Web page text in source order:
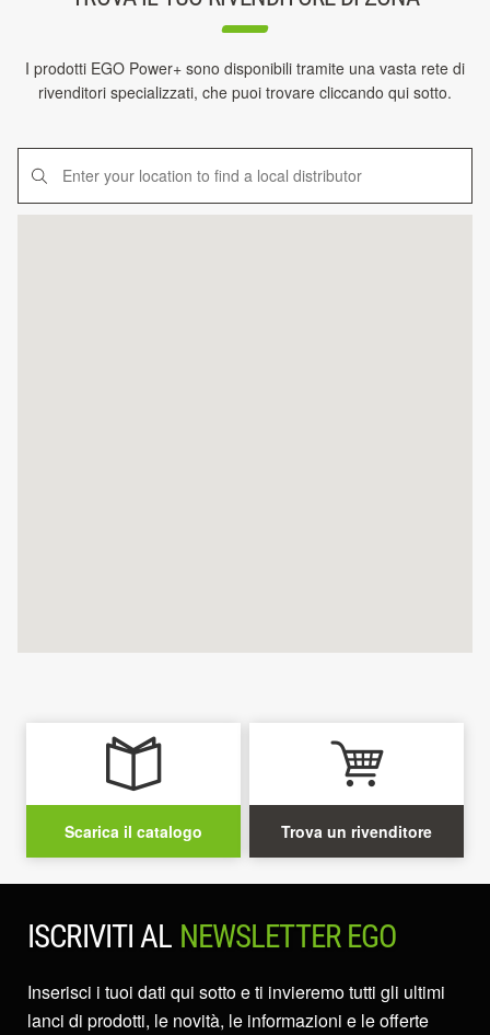
I prodotti EGO Power+ sono disponibili tramite una vasta rete di
rivenditori specializzati, che puoi trovare cliccando qui sotto.
Scarica il catalogo Trova un rivenditore
ISCRIVITI AL NEWSLETTER EGO
Inserisci i tuoi dati qui sotto e ti invieremo tutti gli ultimi
lanci di prodotti, le novità, le informazioni e le offerte